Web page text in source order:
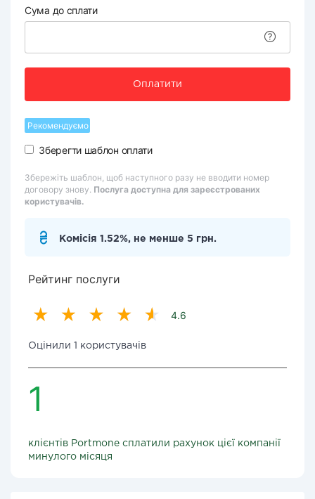
Сума до сплати
Оплатити
Рекомендуємо
Зберегти шаблон оплати
Збережіть шаблон, щоб наступного разу не вводити номер
договору знову. Послуга доступна для зареєстрованих
користувачів.
Комісія 1.52%, не менше 5 грн.
Рейтинг послуги
4.6
Оцінили 1 користувачів
1
клієнтів Portmone сплатили рахунок цієї компанії
минулого місяця